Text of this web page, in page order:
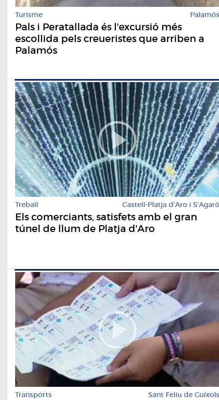
Turisme Palamós
Pals i Peratallada és l'excursió més
escollida pels creueristes que arriben a
Palamós
Treball Castell-Platja d'Aro i S'Agaró
Els comerciants, satisfets amb el gran
túnel de llum de Platja d'Aro
Transports Sant Feliu de Guíxols